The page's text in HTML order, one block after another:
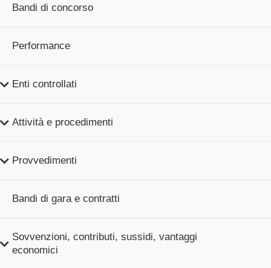
Bandi di concorso
Performance
Enti controllati
Attività e procedimenti
Provvedimenti
Bandi di gara e contratti
Sovvenzioni, contributi, sussidi, vantaggi
economici